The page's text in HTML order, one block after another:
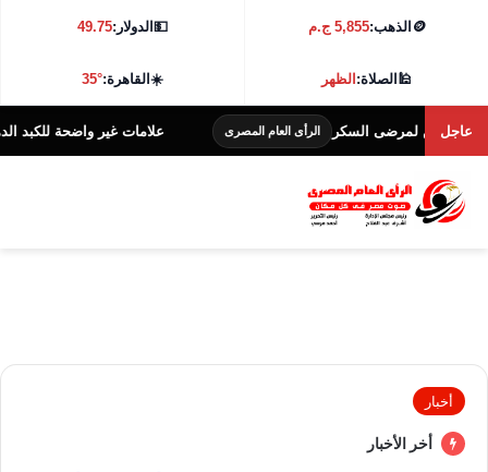
🪙 الذهب:5,855 ج.م 💵الدولار:49.75
🕌الصلاة:الظهر ☀️القاهرة:35°
عاجل
لمرضى السكر الرأى العام المصرى علامات غير واضحة للكبد الدهني
أخبار
أخر الأخبار